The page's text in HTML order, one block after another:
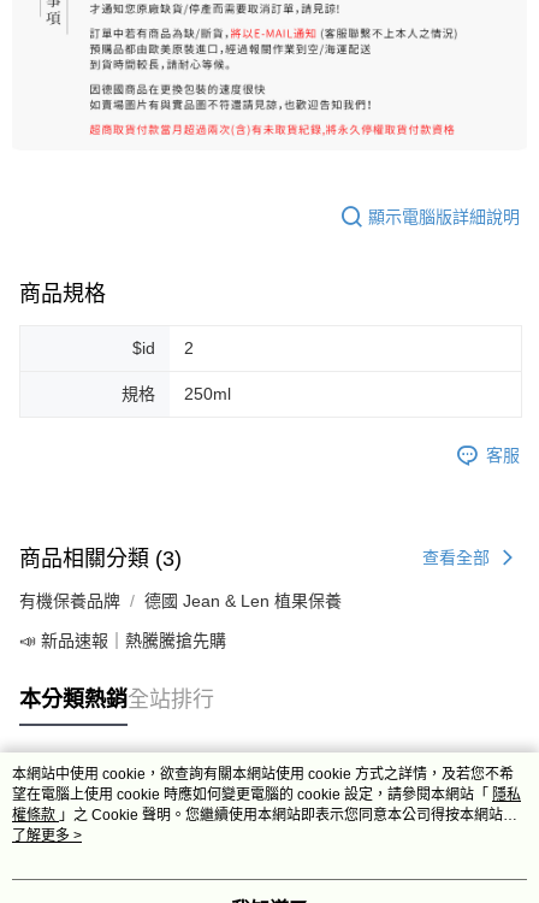
每筆NT$250，滿NT$3,000(含以上)免運費
付款後門市自取
顯示電腦版詳細說明
商品規格
$id 2
規格 250ml
客服
商品相關分類 (3) 查看全部
有機保養品牌 德國 Jean & Len 植果保養
📣 新品速報｜熱騰騰搶先購
本分類熱銷全站排行
熱門標籤
本網站中使用 cookie，欲查詢有關本網站使用 cookie 方式之詳情，及若您不希
望在電腦上使用 cookie 時應如何變更電腦的 cookie 設定，請參閱本網站「 隱私
權條款 」之 Cookie 聲明。您繼續使用本網站即表示您同意本公司得按本網站使
用條款之 Cookie 聲明使用 cookie。
了解更多 >